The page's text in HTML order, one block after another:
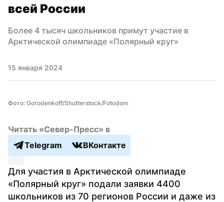
всей России
Более 4 тысяч школьников примут участие в
Арктической олимпиаде «Полярный круг»
15 января 2024
Фото: Gorodenkoff/Shutterstock/Fotodom
Читать «Север-Пресс» в
Telegram
ВКонтакте
Для участия в Арктической олимпиаде
«Полярный круг» подали заявки 4400
школьников из 70 регионов России и даже из